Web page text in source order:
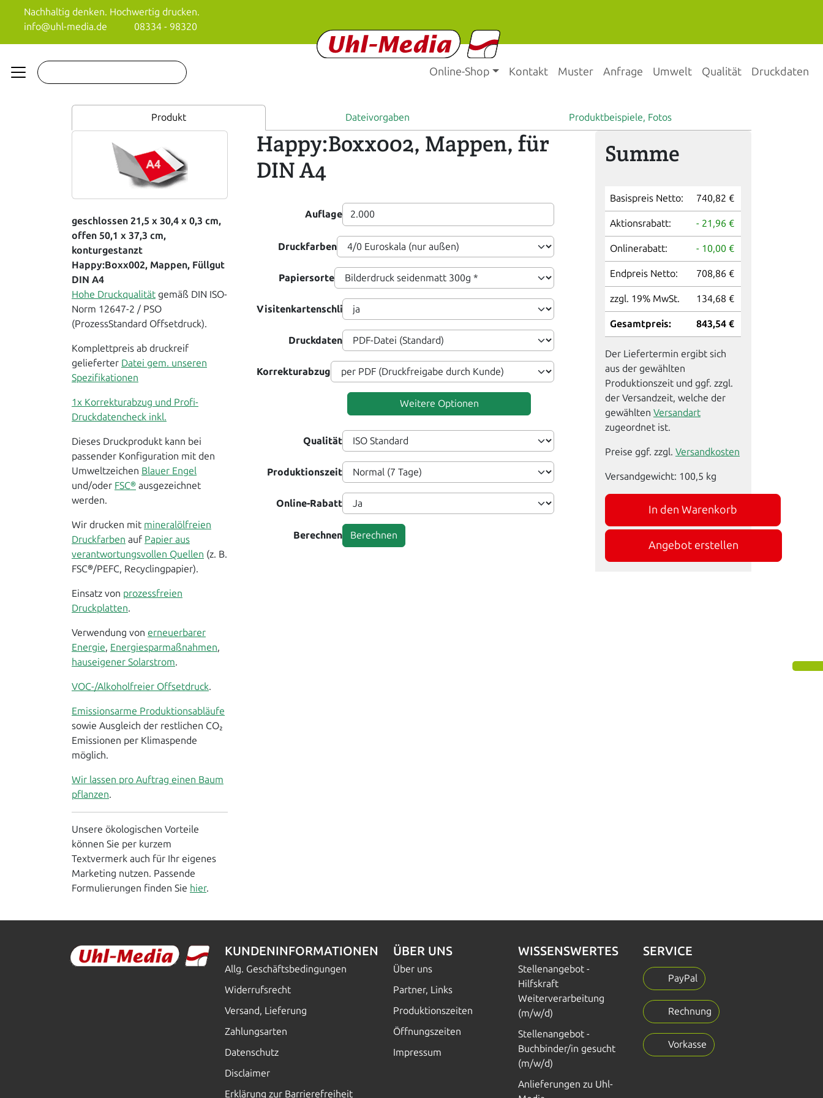
Nachhaltig denken. Hochwertig drucken.
info@uhl-media.de
08334 - 98320
Online-Shop Kontakt Muster Anfrage Umwelt Qualität Druckdaten
Produkt Dateivorgaben Produktbeispiele, Fotos
geschlossen 21,5 x 30,4 x 0,3 cm,
offen 50,1 x 37,3 cm,
konturgestanzt
Happy:Boxx002, Mappen, Füllgut
DIN A4
Hohe Druckqualität gemäß DIN ISO-
Norm 12647-2 / PSO
(ProzessStandard Offsetdruck).
Komplettpreis ab druckreif
gelieferter Datei gem. unseren
Spezifikationen
1x Korrekturabzug und Profi-
Druckdatencheck inkl.
Dieses Druckprodukt kann bei
passender Konfiguration mit den
Umweltzeichen Blauer Engel
und/oder FSC® ausgezeichnet
werden.
Wir drucken mit mineralölfreien
Druckfarben auf Papier aus
verantwortungsvollen Quellen (z. B.
FSC®/PEFC, Recyclingpapier).
Einsatz von prozessfreien
Druckplatten.
Verwendung von erneuerbarer
Energie, Energiesparmaßnahmen,
hauseigener Solarstrom.
VOC-/Alkoholfreier Offsetdruck.
Emissionsarme Produktionsabläufe
sowie Ausgleich der restlichen CO₂
Emissionen per Klimaspende
möglich.
Wir lassen pro Auftrag einen Baum
pflanzen.
Unsere ökologischen Vorteile
können Sie per kurzem
Textvermerk auch für Ihr eigenes
Marketing nutzen. Passende
Formulierungen finden Sie hier.
Happy:Boxx002, Mappen, für
DIN A4
Auflage
Druckfarben
Papiersorte
Visitenkartenschlitz
Druckdaten
Korrekturabzug
Weitere Optionen
Qualität
Produktionszeit
Online-Rabatt
Berechnen
Summe
Basispreis Netto: 740,82 €
Aktionsrabatt: - 21,96 €
Onlinerabatt: - 10,00 €
Endpreis Netto: 708,86 €
zzgl. 19% MwSt. 134,68 €
Gesamtpreis: 843,54 €
Der Liefertermin ergibt sich
aus der gewählten
Produktionszeit und ggf. zzgl.
der Versandzeit, welche der
gewählten Versandart
zugeordnet ist.
Preise ggf. zzgl. Versandkosten
Versandgewicht: 100,5 kg
KUNDENINFORMATIONEN
Allg. Geschäftsbedingungen
Widerrufsrecht
Versand, Lieferung
Zahlungsarten
Datenschutz
Disclaimer
Erklärung zur Barrierefreiheit
ÜBER UNS
Über uns
Partner, Links
Produktionszeiten
Öffnungszeiten
Impressum
WISSENSWERTES
Stellenangebot -
Hilfskraft
Weiterverarbeitung
(m/w/d)
Stellenangebot -
Buchbinder/in gesucht
(m/w/d)
Anlieferungen zu Uhl-
SERVICE
PayPal
Rechnung
Vorkasse